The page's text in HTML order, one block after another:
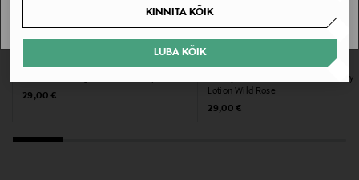
KINNITA KÕIK
LUBA KÕIK
Valmistaja tootenumber
65107
Original Price
29,00 €
Käte- ja kehakreem Hand And Body
Lotion Wild Rose
Original Price
29,00 €